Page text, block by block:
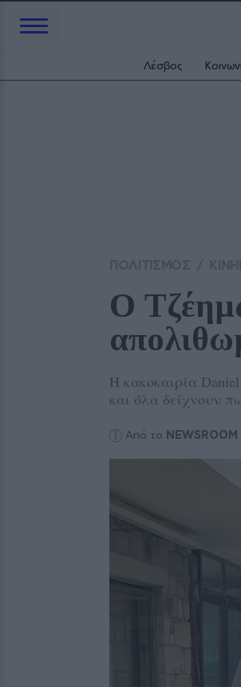
Λέσβος
Ο
Η κακοκαιρία
και όλα δείχνουν
Από το NEWSROOM